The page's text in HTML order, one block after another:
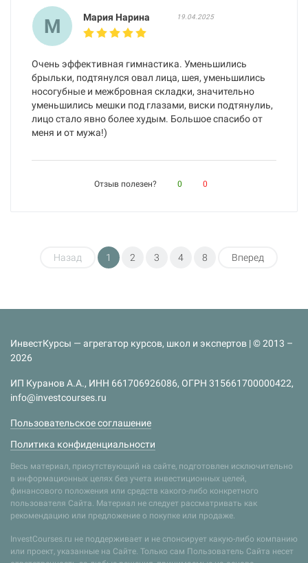
М Мария Нарина 19.04.2025
Очень эффективная гимнастика. Уменьшились
брыльки, подтянулся овал лица, шея, уменьшились
носогубные и межбровная складки, значительно
уменьшились мешки под глазами, виски подтянулиь,
лицо стало явно более худым. Большое спасибо от
меня и от мужа!)
Отзыв полезен? 0 0
Назад 1 2 3 4 8 Вперед
ИнвестКурсы — агрегатор курсов, школ и экспертов | © 2013 –
2026
ИП Куранов А.А., ИНН 661706926086, ОГРН 315661700000422,
info@investcourses.ru
Пользовательское соглашение
Политика конфиденциальности
Весь материал, присутствующий на сайте, подготовлен исключительно
в информационных целях без учета инвестиционных целей,
финансового положения или средств какого-либо конкретного
пользователя Сайта. Материал не следует рассматривать как
рекомендацию или предложение о покупке или продаже.
InvestCourses.ru не поддерживает и не спонсирует какую-либо компанию
или проект, указанные на Сайте. Только сам Пользователь Сайта несет